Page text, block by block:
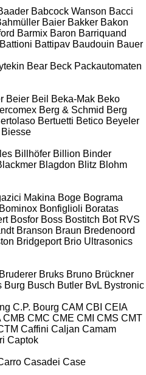
Babcock Wanson Bacci
Baier Bakker Bakon
Barmix Baron Barriquand
Battioni Battipav Baudouin Bauer
Bear Beck Packautomaten
Beier Beil Beka-Mak Beko
Berg & Schmid Berg
Bertuetti Betico Beyeler
Biesse
Billhöfer Billion Binder
Blagdon Blitz Blohm
Makina Boge Bograma
Bominox Bonfiglioli Boratas
Bosfor Boss Bostitch Bot RVS
Branson Braun Bredenoord
Bridgeport Brio Ultrasonics
Bruderer Bruks Bruno Brückner
Burg Busch Butler BvL Bystronic
C.P. Bourg CAM CBI CEIA
CMB CMC CME CMI CMS CMT
Caffini Caljan Camam
Captok
Casadei Case